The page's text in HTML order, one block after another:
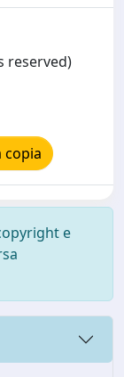
reserved)
copia
e